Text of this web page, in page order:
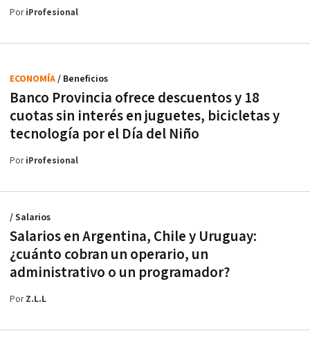
PoriProfesional
Banco Provincia ofrece descuentos y 18
cuotas sin interés en juguetes, bicicletas y
tecnología por el Día del Niño
ECONOMÍA/ Beneficios
PoriProfesional
Salarios en Argentina, Chile y Uruguay:
¿cuánto cobran un operario, un
administrativo o un programador?
/ Salarios
PorZ.L.L